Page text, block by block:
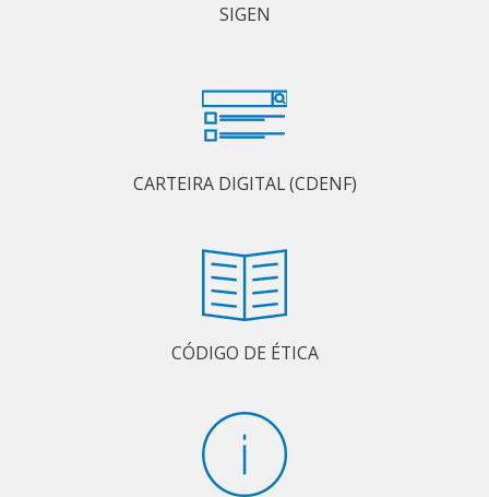
SIGEN
CARTEIRA DIGITAL (CDENF)
CÓDIGO DE ÉTICA